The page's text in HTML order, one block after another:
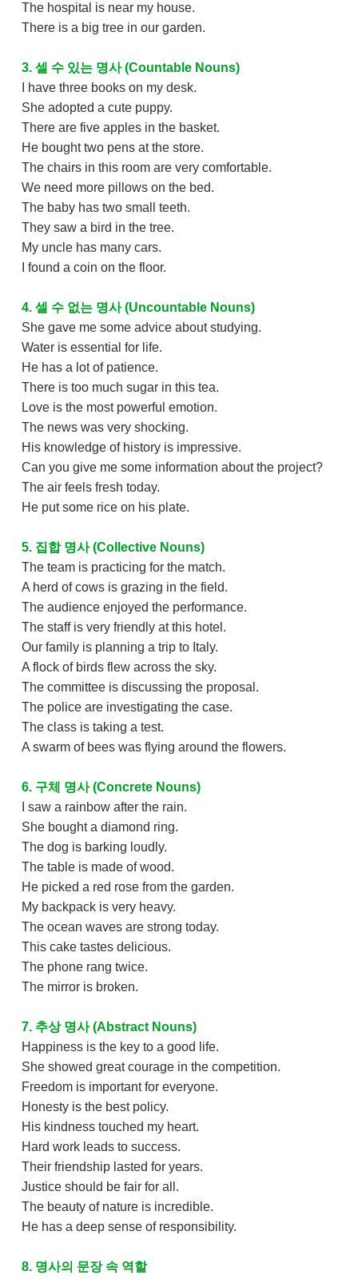
The hospital is near my house.
There is a big tree in our garden.
3. 셀 수 있는 명사 (Countable Nouns)
I have three books on my desk.
She adopted a cute puppy.
There are five apples in the basket.
He bought two pens at the store.
The chairs in this room are very comfortable.
We need more pillows on the bed.
The baby has two small teeth.
They saw a bird in the tree.
My uncle has many cars.
I found a coin on the floor.
4. 셀 수 없는 명사 (Uncountable Nouns)
She gave me some advice about studying.
Water is essential for life.
He has a lot of patience.
There is too much sugar in this tea.
Love is the most powerful emotion.
The news was very shocking.
His knowledge of history is impressive.
Can you give me some information about the project?
The air feels fresh today.
He put some rice on his plate.
5. 집합 명사 (Collective Nouns)
The team is practicing for the match.
A herd of cows is grazing in the field.
The audience enjoyed the performance.
The staff is very friendly at this hotel.
Our family is planning a trip to Italy.
A flock of birds flew across the sky.
The committee is discussing the proposal.
The police are investigating the case.
The class is taking a test.
A swarm of bees was flying around the flowers.
6. 구체 명사 (Concrete Nouns)
I saw a rainbow after the rain.
She bought a diamond ring.
The dog is barking loudly.
The table is made of wood.
He picked a red rose from the garden.
My backpack is very heavy.
The ocean waves are strong today.
This cake tastes delicious.
The phone rang twice.
The mirror is broken.
7. 추상 명사 (Abstract Nouns)
Happiness is the key to a good life.
She showed great courage in the competition.
Freedom is important for everyone.
Honesty is the best policy.
His kindness touched my heart.
Hard work leads to success.
Their friendship lasted for years.
Justice should be fair for all.
The beauty of nature is incredible.
He has a deep sense of responsibility.
8. 명사의 문장 속 역할